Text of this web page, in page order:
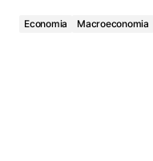
Economia Macroeconomia